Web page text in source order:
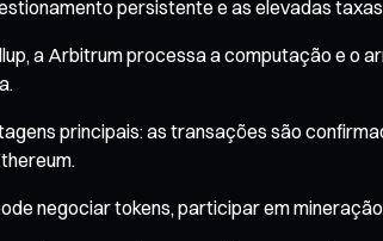
persistente e as elevadas
a Arbitrum processa a computação e o
principais: as transações são
negociar tokens, participar em